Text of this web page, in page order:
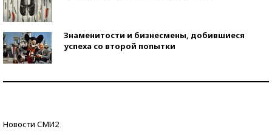
Знаменитости и бизнесмены, добившиеся
успеха со второй попытки
Новости СМИ2